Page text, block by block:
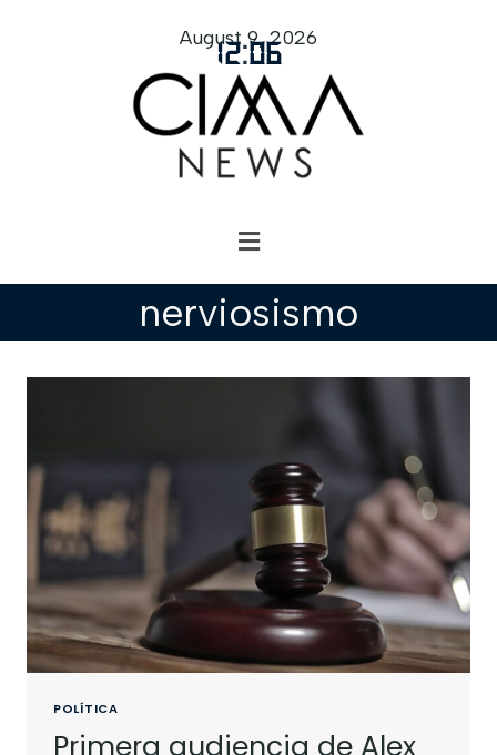
12:06
August 9, 2026
nerviosismo
POLÍTICA
Primera audiencia de Alex